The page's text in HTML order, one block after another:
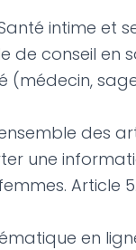
intime et
de conseil en
(médecin,
des
une
Article
en